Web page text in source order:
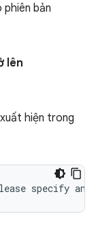
bản
lên
hiện trong